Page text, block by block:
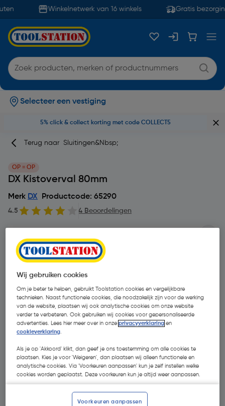
Winkelnetwerk van 16 winkels Gratis
Selecteer een vestiging
5% click & collect korting met code COLLECT5
Terug naar Sluitingen&nbsp;
OP = OP
DX Kistoverval 80mm
Merk DX Productcode: 65290
4.5 4 Beoordelingen
| Excl. btw € 1,18
Wij gebruiken cookies
Om je beter te helpen, gebruikt Toolstation cookies en vergelijkbare
technieken. Naast functionele cookies, die noodzakelijk zijn voor de werking
van de website, plaatsen wij ook analytische cookies om onze website
verder te verbeteren. Ook gebruiken wij cookies voor gepersonaliseerde
advertenties. Lees hier meer over in onzeprivacyverklaring en
cookieverklaring.
Als je op 'Akkoord' klikt, dan geef je ons toestemming om alle cookies te
plaatsen. Kies je voor 'Weigeren', dan plaatsen wij alleen functionele en
analytische cookies. Via 'Voorkeuren aanpassen' kun je zelf instellen welke
cookies worden geplaatst. Deze voorkeuren kun je altijd weer aanpassen.
Voorkeuren aanpassen